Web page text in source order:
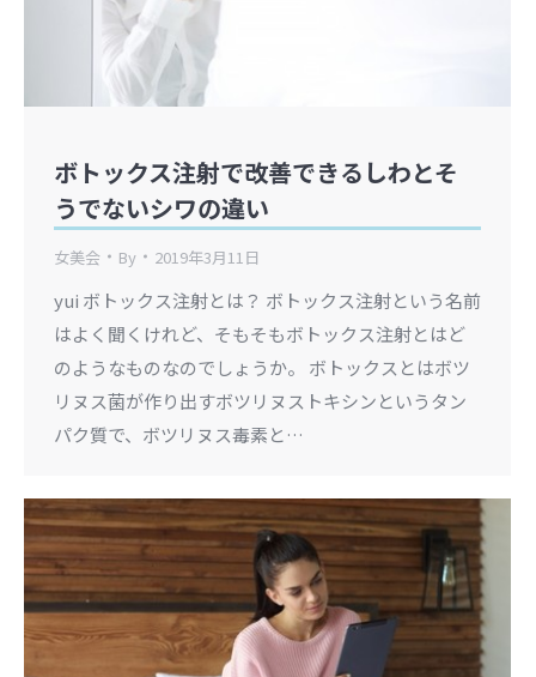
ボトックス注射で改善できるしわとそ
うでないシワの違い
女美会 By 2019年3月11日
yui ボトックス注射とは？ ボトックス注射という名前
はよく聞くけれど、そもそもボトックス注射とはど
のようなものなのでしょうか。 ボトックスとはボツ
リヌス菌が作り出すボツリヌストキシンというタン
パク質で、ボツリヌス毒素と…